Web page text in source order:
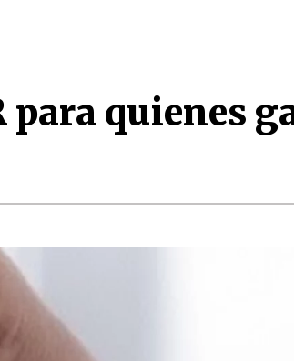
para quienes